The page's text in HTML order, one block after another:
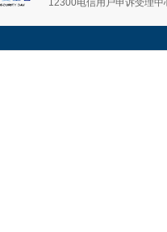
12300电信用户申诉受理中